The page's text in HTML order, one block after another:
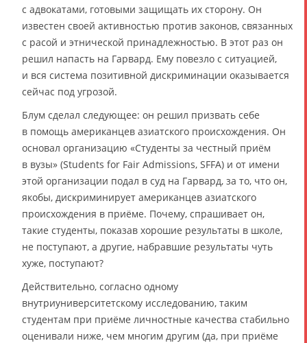
с адвокатами, готовыми защищать их сторону. Он
известен своей активностью против законов, связанных
с расой и этнической принадлежностью. В этот раз он
решил напасть на Гарвард. Ему повезло с ситуацией,
и вся система позитивной дискриминации оказывается
сейчас под угрозой.
Блум сделал следующее: он решил призвать себе
в помощь американцев азиатского происхождения. Он
основал организацию «Студенты за честный приём
в вузы» (Students for Fair Admissions, SFFA) и от имени
этой организации подал в суд на Гарвард, за то, что он,
якобы, дискриминирует американцев азиатского
происхождения в приёме. Почему, спрашивает он,
такие студенты, показав хорошие результаты в школе,
не поступают, а другие, набравшие результаты чуть
хуже, поступают?
Действительно, согласно одному
внутриуниверситетскому исследованию, таким
студентам при приёме личностные качества стабильно
оценивали ниже, чем многим другим (да, при приёме